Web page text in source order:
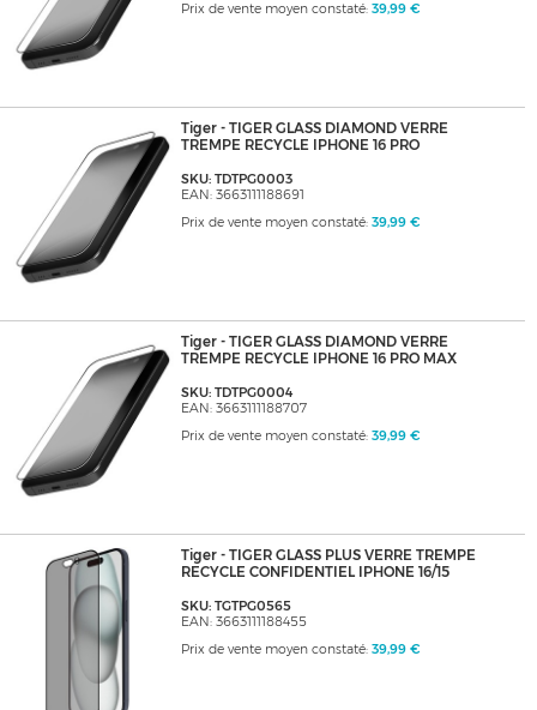
Prix de vente moyen constaté: 39,99 €
Tiger - TIGER GLASS DIAMOND VERRE
TREMPE RECYCLE IPHONE 16 PRO
SKU: TDTPG0003
EAN: 3663111188691
Prix de vente moyen constaté: 39,99 €
Tiger - TIGER GLASS DIAMOND VERRE
TREMPE RECYCLE IPHONE 16 PRO MAX
SKU: TDTPG0004
EAN: 3663111188707
Prix de vente moyen constaté: 39,99 €
Tiger - TIGER GLASS PLUS VERRE TREMPE
RECYCLE CONFIDENTIEL IPHONE 16/15
SKU: TGTPG0565
EAN: 3663111188455
Prix de vente moyen constaté: 39,99 €